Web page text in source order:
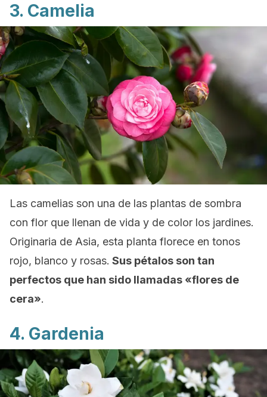
3. Camelia
Las camelias son una de las plantas de sombra
con flor que llenan de vida y de color los jardines.
Originaria de Asia, esta planta florece en tonos
rojo, blanco y rosas. Sus pétalos son tan
perfectos que han sido llamadas «flores de
cera».
4. Gardenia